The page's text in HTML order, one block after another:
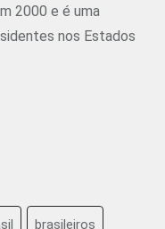
2000 e é uma
nos Estados
brasileiros